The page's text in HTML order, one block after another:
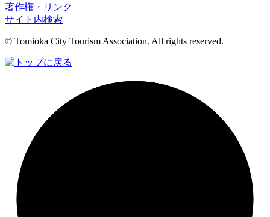
著作権・リンク
サイト内検索
© Tomioka City Tourism Association. All rights reserved.